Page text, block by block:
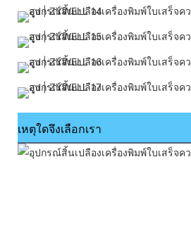
เหตุใดจึงเลือกเรา